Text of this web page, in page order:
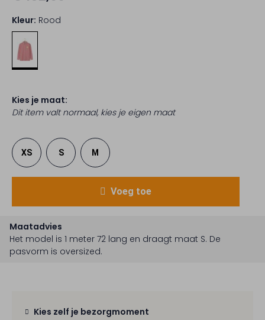
Kleur: Rood
Kies je maat:
Dit item valt normaal, kies je eigen maat
XS S M
Voeg toe
Maatadvies
Het model is 1 meter 72 lang en draagt maat S. De
pasvorm is oversized.
Kies zelf je bezorgmoment